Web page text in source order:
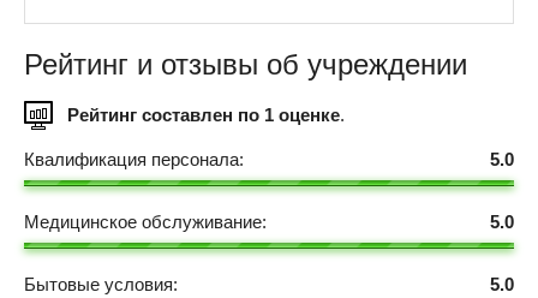
Рейтинг и отзывы об учреждении
Рейтинг составлен по 1 оценке.
5.0
Квалификация персонала:
5.0
Медицинское обслуживание:
5.0
Бытовые условия: